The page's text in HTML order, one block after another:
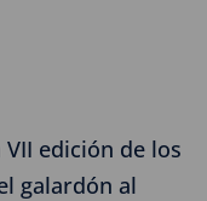
edición de los
galardón al